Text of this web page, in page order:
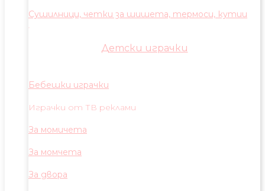
Сушилници, четки за шишета, термоси, кутии
Детски играчки
Бебешки играчки
Играчки от ТВ реклами
За момичета
За момчета
За двора